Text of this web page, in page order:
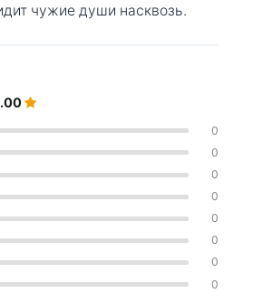
чужие души насквозь.
0
0
0
0
0
0
0
0